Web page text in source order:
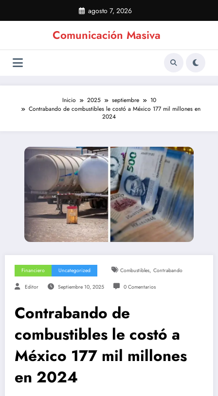
contenido
agosto 7, 2026
Comunicación Masiva
Inicio 2025 septiembre
10
Contrabando de combustibles le costó a México 177 mil millones en
2024
Financiero Uncategorized Combustibles, Contrabando
Editor Septiembre 10, 2025 0 Comentarios
Contrabando de
combustibles le costó a
México 177 mil millones
en 2024